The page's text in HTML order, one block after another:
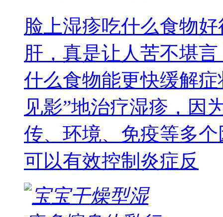
脸上湿疹吃什么食物
肝，真是让人苦不堪
什么食物能更快缓解
见影”地治疗湿疹，因
传、环境、免疫等多
可以有效控制炎症反